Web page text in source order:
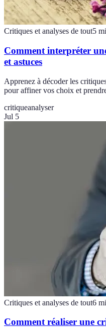
Critiques et analyses de tout5
Comment interpréter
et astuces
Apprenez à décoder les
pour affiner vos choix et
critiqueanalyser
Jul 5
Critiques et analyses de tout6
Comment réaliser une